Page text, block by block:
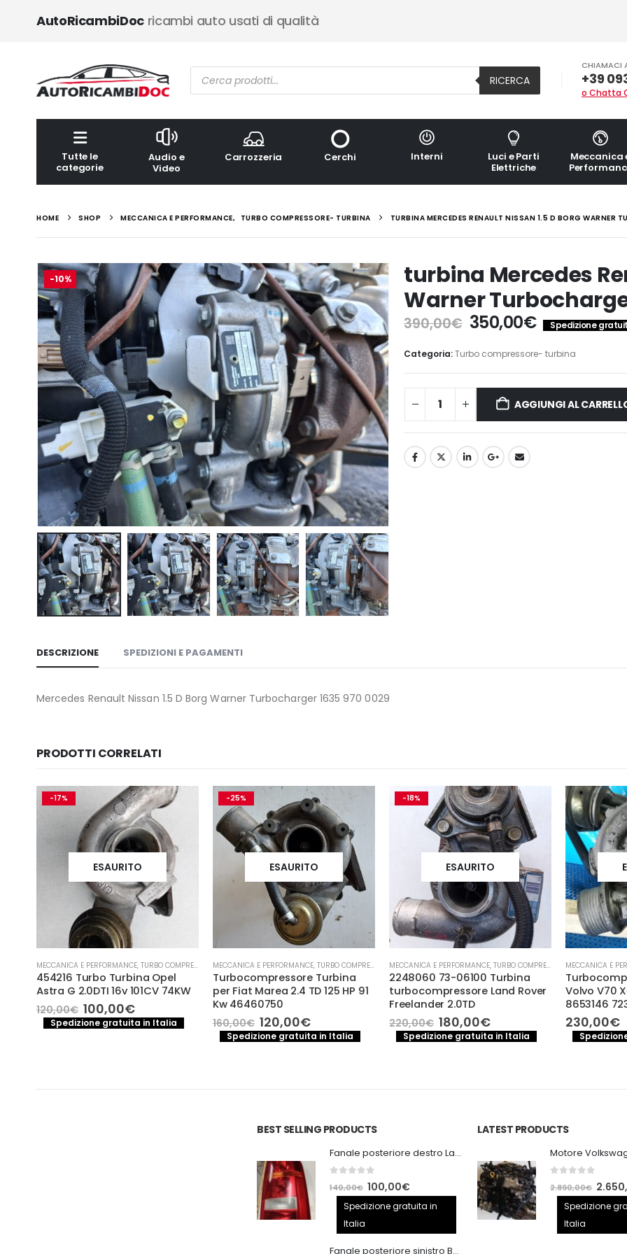
AutoRicambiDocricambi auto usati di qualità
Ricerca
prodotti RICERCA
CHIAMACI
+39
o Chatta
Tutte le
categorie
Audio e
Video
Carrozzeria Cerchi Interni
Luci e Parti
Elettriche
Meccanica
HOME SHOP MECCANICA E PERFORMANCE, TURBO COMPRESSORE- TURBINA TURBINA MERCEDES RENAULT NISSAN 1.5 D BORG WARNER
-10%
turbina Mercedes
Warner
390,00€ Il
prezzo
originale
era:
390,00€.
350,00€Il
prezzo
attuale
è:
350,00€.
Spedizione
Categoria:Turbo compressore- turbina
AGGIUNGI AL
DESCRIZIONE SPEDIZIONI E PAGAMENTI
Mercedes Renault Nissan 1.5 D Borg Warner Turbocharger 1635 970 0029
PRODOTTI CORRELATI
-17%
ESAURITO
MECCANICA E PERFORMANCE, TURBO COMPRESSORE- TURBINA
454216 Turbo Turbina Opel
Astra G 2.0DTI 16v 101CV 74KW
120,00€ Il
prezzo
originale
100,00€Il
prezzo
attuale
Spedizione gratuita in Italia
-25%
ESAURITO
MECCANICA E PERFORMANCE, TURBO COMPRESSORE- TURBINA
Turbocompressore Turbina
per Fiat Marea 2.4 TD 125 HP 91
Kw 46460750
160,00€ Il
prezzo
originale
120,00€Il
prezzo
attuale
Spedizione gratuita in Italia
-18%
ESAURITO
MECCANICA E PERFORMANCE, TURBO COMPRESSORE- TURBINA
2248060 73-06100 Turbina
turbocompressore Land Rover
Freelander 2.0TD
220,00€ Il
prezzo
originale
180,00€Il
prezzo
attuale
Spedizione gratuita in Italia
MECCANICA E
Volvo V70
8653146
230,00€
BEST SELLING PRODUCTS
Fanale posteriore destro Land Rover Discovery 3
140,00€ Il
prezzo
100,00€Il
prezzo
Spedizione gratuita in
Italia
Fanale posteriore sinistro BMW E92 Coupe
LATEST PRODUCTS
2.890,00€ Il
prezzo
Spedizione
Italia